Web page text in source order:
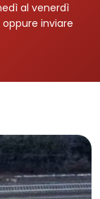
al venerdì
oppure inviare